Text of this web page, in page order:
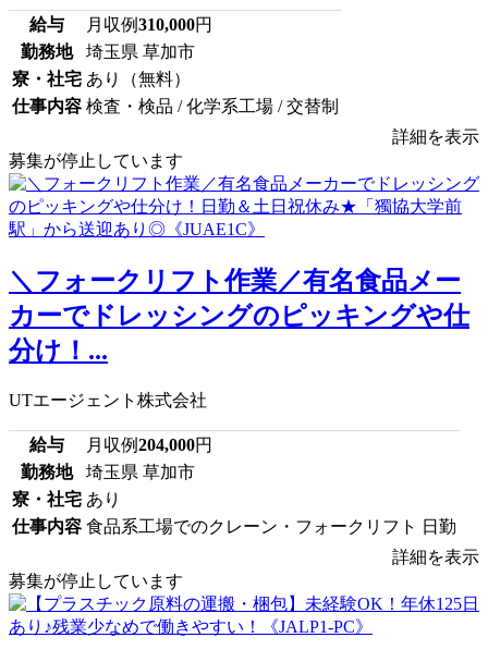
給与 月収例310,000円
勤務地
埼玉県 草加市
寮・社宅 あり（無料）
仕事内容 検査・検品 / 化学系工場 / 交替制
詳細を表示
募集が停止しています
＼フォークリフト作業／有名食品メー
カーでドレッシングのピッキングや仕
分け！...
UTエージェント株式会社
給与 月収例204,000円
勤務地
埼玉県 草加市
寮・社宅 あり
仕事内容 食品系工場でのクレーン・フォークリフト 日勤
詳細を表示
募集が停止しています